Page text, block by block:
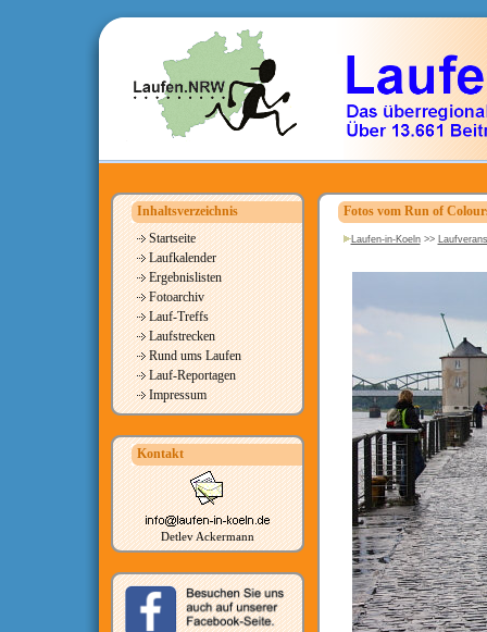
Inhaltsverzeichnis
Startseite
Laufkalender
Ergebnislisten
Fotoarchiv
Lauf-Treffs
Laufstrecken
Rund ums Laufen
Lauf-Reportagen
Impressum
Kontakt
Detlev Ackermann
Fotos vom Run of
Laufen-in-Koeln>>